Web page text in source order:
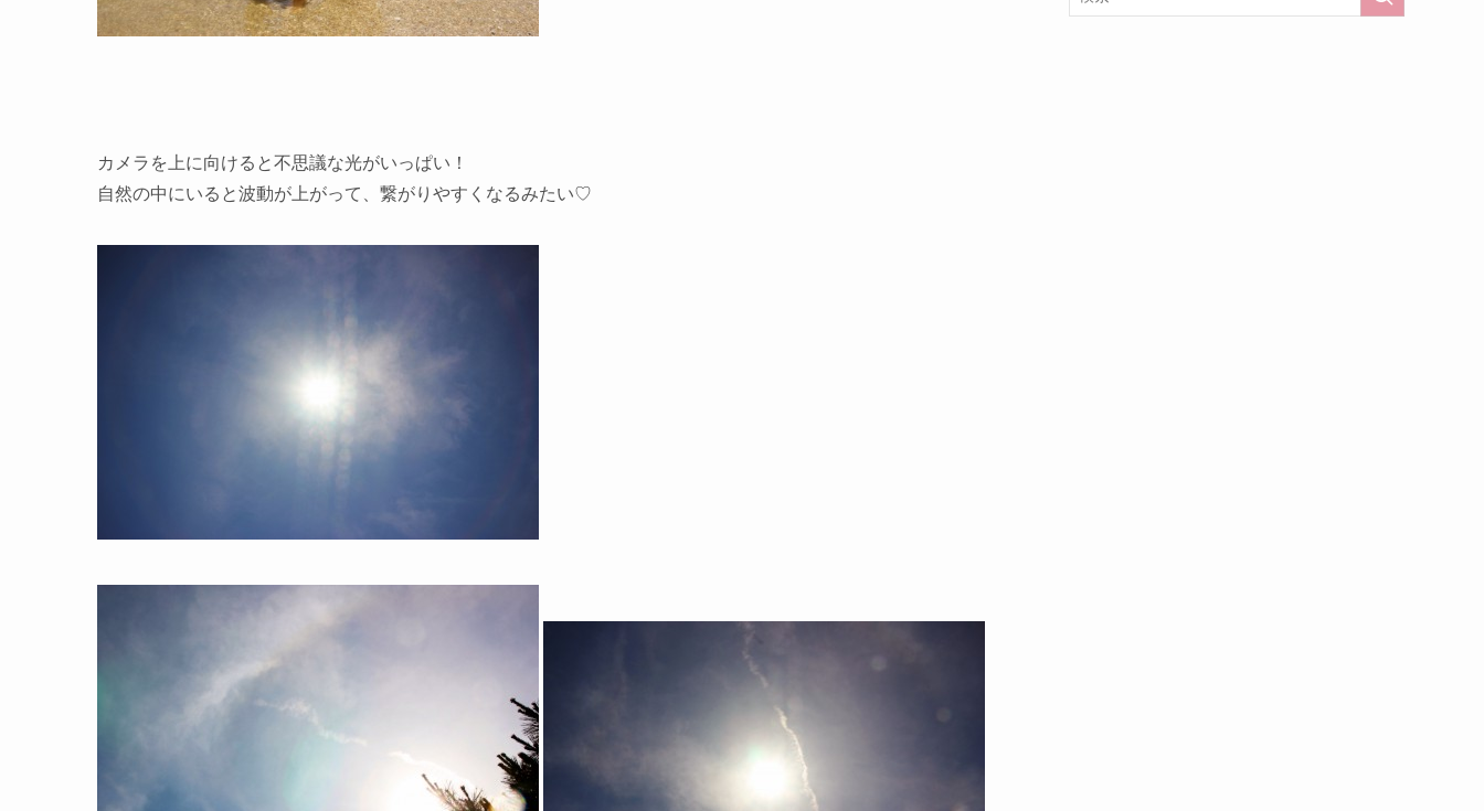
カメラを上に向けると不思議な光がいっぱい！
自然の中にいると波動が上がって、繋がりやすくなるみたい♡